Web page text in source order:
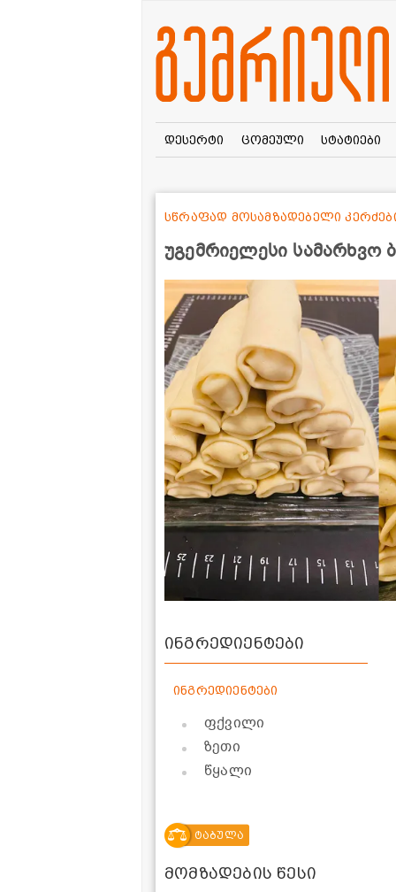
დესერტი ცომეული სტატიები
უგემრიელესი სამარხვო
სწრაფად მოსამზადებელი
ინგრედიენტები
ინგრედიენტები
ფქვილი
ზეთი
წყალი
ტაბულა
მომზადების წესი